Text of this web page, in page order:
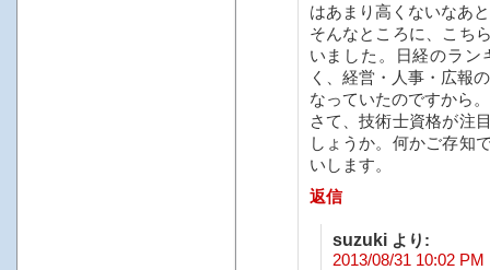
はあまり高くないなあ
そんなところに、こち
いました。日経のラン
く、経営・人事・広報
なっていたのですから。
さて、技術士資格が注
しょうか。何かご存知
いします。
返信
suzuki より:
2013/08/31 10:02 PM